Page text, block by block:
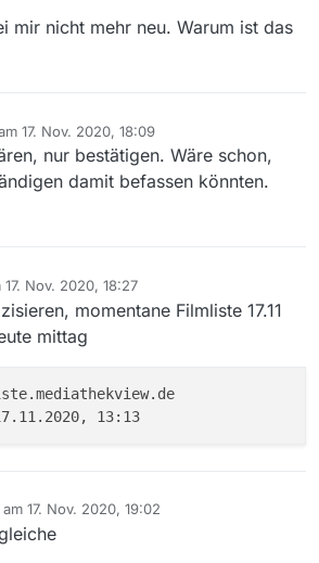
mir nicht mehr neu. Warum ist das
17. Nov. 2020, 18:09
von
nur bestätigen. Wäre schon,
damit befassen könnten.
17. Nov. 2020, 18:27
von
momentane Filmliste 17.11
mittag
17. Nov. 2020, 19:02
von